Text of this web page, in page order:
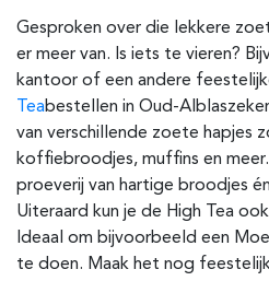
Gesproken over die lekkere
er meer van. Is iets te vieren?
kantoor of een andere
Teabestellen in Oud-Alblas
van verschillende zoete hapjes
koffiebroodjes, muffins en
proeverij van hartige broodjes
Uiteraard kun je de High Tea
Ideaal om bijvoorbeeld een
te doen. Maak het nog